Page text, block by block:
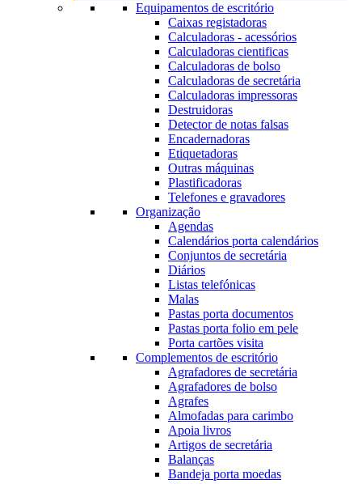
Equipamentos de escritório
Caixas registadoras
Calculadoras - acessórios
Calculadoras cientificas
Calculadoras de bolso
Calculadoras de secretária
Calculadoras impressoras
Destruidoras
Detector de notas falsas
Encadernadoras
Etiquetadoras
Outras máquinas
Plastificadoras
Telefones e gravadores
Organização
Agendas
Calendários porta calendários
Conjuntos de secretária
Diários
Listas telefónicas
Malas
Pastas porta documentos
Pastas porta folio em pele
Porta cartões visita
Complementos de escritório
Agrafadores de secretária
Agrafadores de bolso
Agrafes
Almofadas para carimbo
Apoia livros
Artigos de secretária
Balanças
Bandeja porta moedas